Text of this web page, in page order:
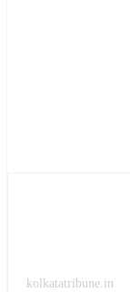
kolkatatribune.in